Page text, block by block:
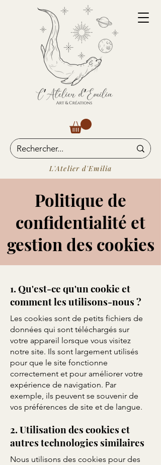
L'Atelier d'Emilia
Politique de
confidentialité et
gestion des cookies
1. Qu'est-ce qu'un cookie et
comment les utilisons-nous ?
Les cookies sont de petits fichiers de
données qui sont téléchargés sur
votre appareil lorsque vous visitez
notre site. Ils sont largement utilisés
pour que le site fonctionne
correctement et pour améliorer votre
expérience de navigation. Par
exemple, ils peuvent se souvenir de
vos préférences de site et de langue.
2. Utilisation des cookies et
autres technologies similaires
Nous utilisons des cookies pour des